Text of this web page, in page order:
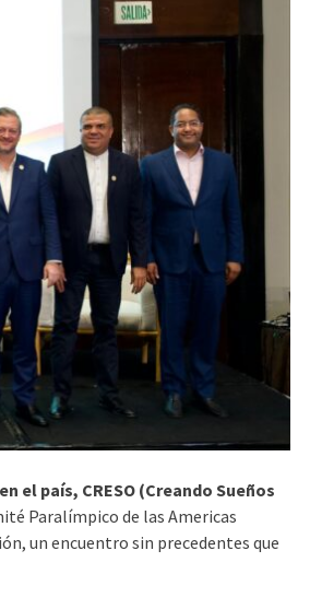
el país, CRESO (Creando Sueños
Paralímpico de las Americas
un encuentro sin precedentes que